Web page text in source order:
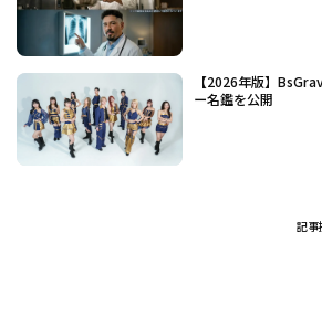
【2026年版】
ー名鑑を公開
記事